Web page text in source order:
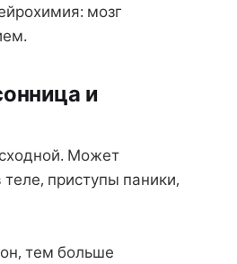
мозг
и
Может
приступы паники,
тем больше